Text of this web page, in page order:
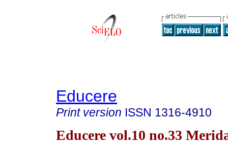
Educere
Print version ISSN 1316-4910
Educere vol.10 no.33